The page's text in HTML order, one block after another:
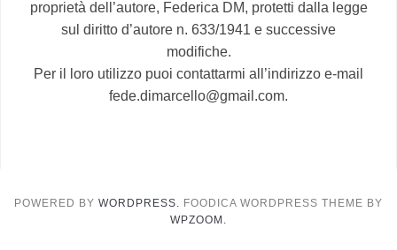
proprietà dell’autore, Federica DM, protetti dalla legge
sul diritto d’autore n. 633/1941 e successive
modifiche.
Per il loro utilizzo puoi contattarmi all’indirizzo e-mail
fede.dimarcello@gmail.com.
POWERED BY WORDPRESS. FOODICA WORDPRESS THEME BY
WPZOOM.